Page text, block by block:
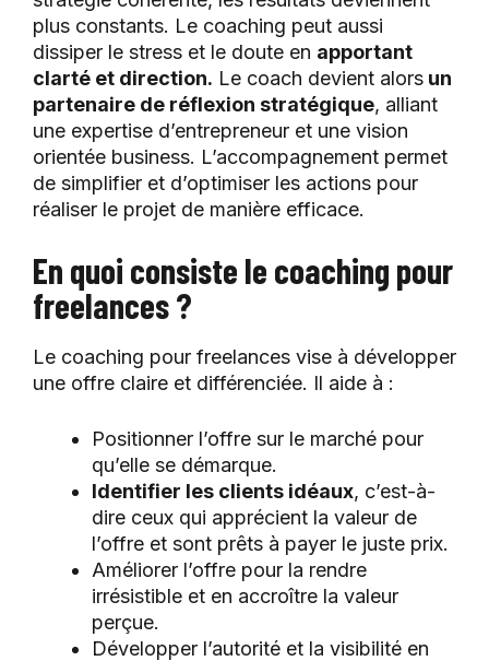
plus constants. Le coaching peut aussi
dissiper le stress et le doute en apportant
clarté et direction. Le coach devient alors un
partenaire de réflexion stratégique, alliant
une expertise d’entrepreneur et une vision
orientée business. L’accompagnement permet
de simplifier et d’optimiser les actions pour
réaliser le projet de manière efficace.
En quoi consiste le coaching pour
freelances ?
Le coaching pour freelances vise à développer
une offre claire et différenciée. Il aide à :
Positionner l’offre sur le marché pour
qu’elle se démarque.
Identifier les clients idéaux, c’est-à-
dire ceux qui apprécient la valeur de
l’offre et sont prêts à payer le juste prix.
Améliorer l’offre pour la rendre
irrésistible et en accroître la valeur
perçue.
Développer l’autorité et la visibilité en